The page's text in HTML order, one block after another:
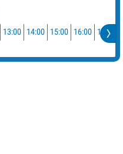
13:00 14:00 15:00 16:00 17:00